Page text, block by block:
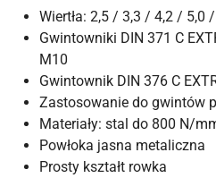
Wiertła: 2,5 / 3,3 / 4,2 / 5,0
Gwintowniki DIN 371 C
M10
Gwintownik DIN 376 C
Zastosowanie do gwintów
Materiały: stal do 800 N/
Powłoka jasna metaliczna
Prosty kształt rowka